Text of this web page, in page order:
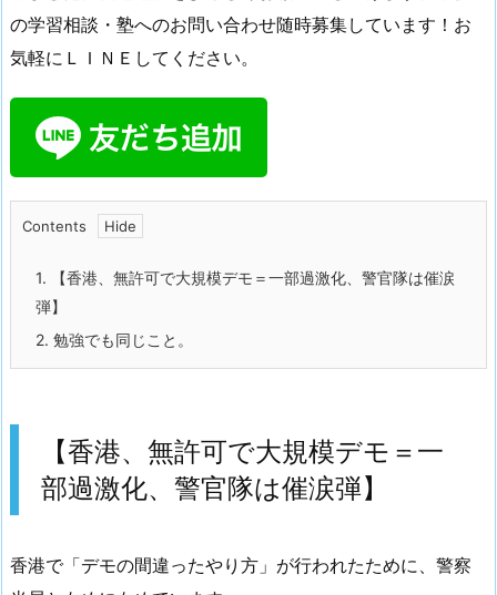
の学習相談・塾へのお問い合わせ随時募集しています！お
気軽にＬＩＮＥしてください。
Contents
1. 【香港、無許可で大規模デモ＝一部過激化、警官隊は催涙
弾】
2. 勉強でも同じこと。
【香港、無許可で大規模デモ＝一
部過激化、警官隊は催涙弾】
香港で「デモの間違ったやり方」が行われたために、警察